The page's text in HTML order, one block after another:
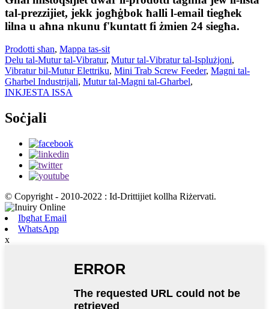
tal-prezzijiet, jekk jogħġbok ħalli l-email tiegħek
lilna u aħna nkunu f'kuntatt fi żmien 24 siegħa.
Prodotti sħan, Mappa tas-sit
Delu tal-Mutur tal-Vibratur, Mutur tal-Vibratur tal-Isplużjoni,
Vibratur bil-Mutur Elettriku, Mini Trab Screw Feeder, Magni tal-
Għarbel Industrijali, Mutur tal-Magni tal-Għarbel,
INKJESTA ISSA
Soċjali
© Copyright - 2010-2022 : Id-Drittijiet kollha Riżervati.
Ibgħat Email
WhatsApp
x